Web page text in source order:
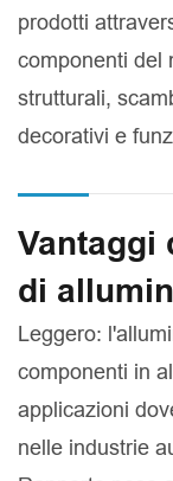
prodotti
componenti del
strutturali,
decorativi e
Vantaggi
di
Leggero:
componenti in
applicazioni
nelle industrie